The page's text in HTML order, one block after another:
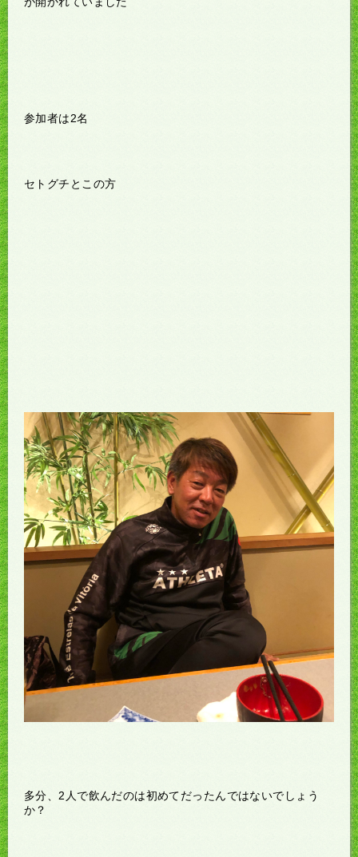
参加者は2名
セトグチとこの方
多分、2人で飲んだのは初めてだったんではないでしょう
か？